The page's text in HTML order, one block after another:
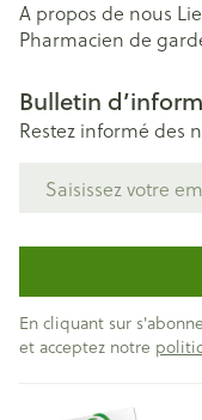
A propos de nous
Pharmacien de
Bulletin
Restez informé des
En cliquant sur
et acceptez notre